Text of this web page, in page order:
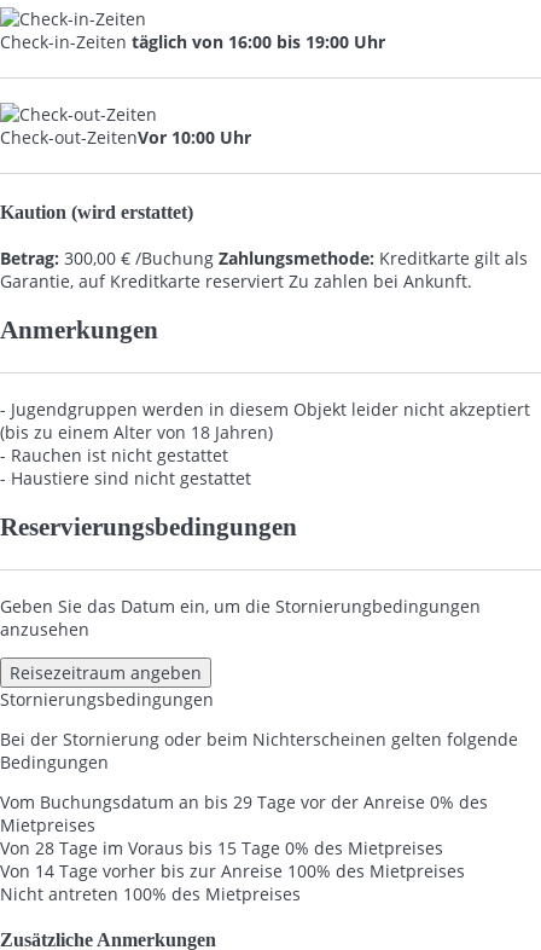
Check-in-Zeiten täglich von 16:00 bis 19:00 Uhr
Check-out-ZeitenVor 10:00 Uhr
Kaution (wird erstattet)
Betrag: 300,00 € /Buchung Zahlungsmethode: Kreditkarte gilt als
Garantie, auf Kreditkarte reserviert Zu zahlen bei Ankunft.
Anmerkungen
- Jugendgruppen werden in diesem Objekt leider nicht akzeptiert
(bis zu einem Alter von 18 Jahren)
- Rauchen ist nicht gestattet
- Haustiere sind nicht gestattet
Reservierungsbedingungen
Geben Sie das Datum ein, um die Stornierungbedingungen
anzusehen
Reisezeitraum angeben
Stornierungsbedingungen
Bei der Stornierung oder beim Nichterscheinen gelten folgende
Bedingungen
Vom Buchungsdatum an bis 29 Tage vor der Anreise 0% des
Mietpreises
Von 28 Tage im Voraus bis 15 Tage 0% des Mietpreises
Von 14 Tage vorher bis zur Anreise 100% des Mietpreises
Nicht antreten 100% des Mietpreises
Zusätzliche Anmerkungen